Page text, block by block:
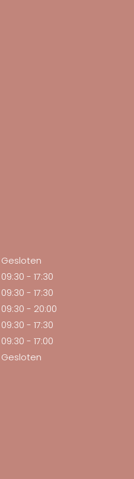
Gesloten
09:30 - 17:30
09:30 - 17:30
09:30 - 20:00
09:30 - 17:30
09:30 - 17:00
Gesloten